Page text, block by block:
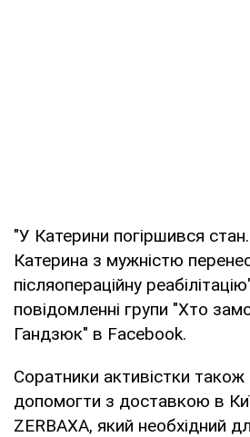
"У Катерини погіршився
Катерина з мужністю
післяопераційну
повідомленні групи "Хто
Гандзюк" в Facebook.
Соратники активістки також
допомогти з доставкою в
ZERBAXA, який необхідний